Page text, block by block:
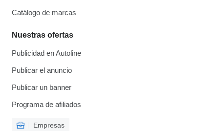
Catálogo de marcas
Nuestras ofertas
Publicidad en Autoline
Publicar el anuncio
Publicar un banner
Programa de afiliados
Empresas